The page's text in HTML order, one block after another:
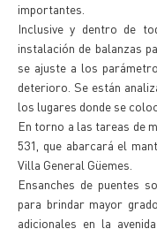
importantes.
Inclusive y dentro de
instalación de balanzas
se ajuste a los
deterioro. Se están
los lugares donde se
En torno a las tareas de
531, que abarcará el
Villa General Güemes.
Ensanches de puentes
para brindar mayor
adicionales en la